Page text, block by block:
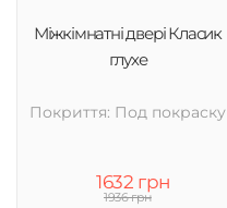
Міжкімнатні двері Класик
глухе
Покриття: Под покраску
1632 грн
1936 грн